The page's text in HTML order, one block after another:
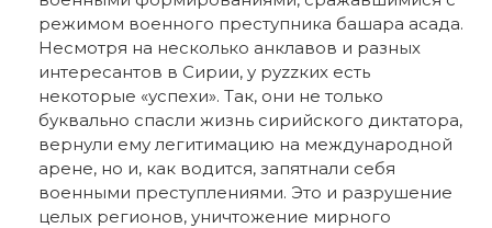
режимом военного преступника башара асада.
Несмотря на несколько анклавов и разных
интересантов в Сирии, у руzzких есть
некоторые «успехи». Так, они не только
буквально спасли жизнь сирийского диктатора,
вернули ему легитимацию на международной
арене, но и, как водится, запятнали себя
военными преступлениями. Это и разрушение
целых регионов, уничтожение мирного